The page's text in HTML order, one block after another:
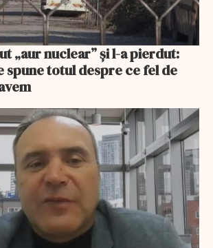
„aur nuclear” și l-a pierdut:
spune totul despre ce fel de